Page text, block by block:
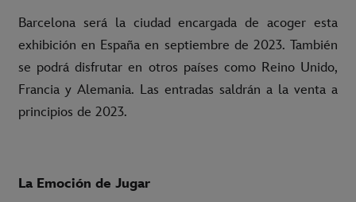
Barcelona será la ciudad encargada de acoger esta
exhibición en España en septiembre de 2023. También
se podrá disfrutar en otros países como Reino Unido,
Francia y Alemania. Las entradas saldrán a la venta a
principios de 2023.
La Emoción de Jugar